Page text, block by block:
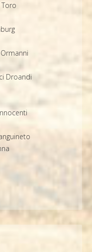
Droandi